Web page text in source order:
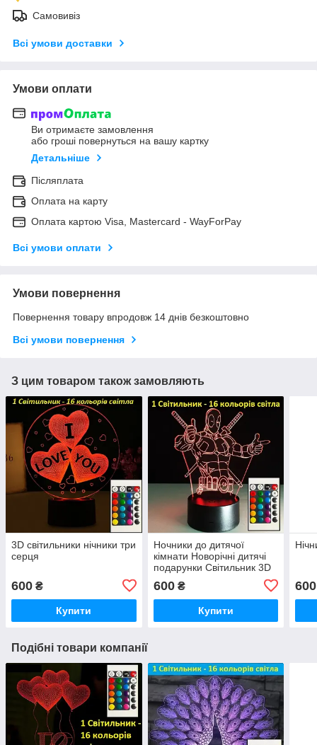
Самовивіз
Всі умови доставки
Умови оплати
Ви отримаєте замовлення
або гроші повернуться на вашу картку
Детальніше
Післяплата
Оплата на карту
Оплата картою Visa, Mastercard - WayForPay
Всі умови оплати
Умови повернення
Повернення товару впродовж 14 днів безкоштовно
Всі умови повернення
З цим товаром також замовляють
3D світильники нічники три
серця
600 ₴
Купити
Ночники до дитячої
кімнати Новорічні дитячі
подарунки Світильник 3D
600₴
Купити
600
Подібні товари компанії